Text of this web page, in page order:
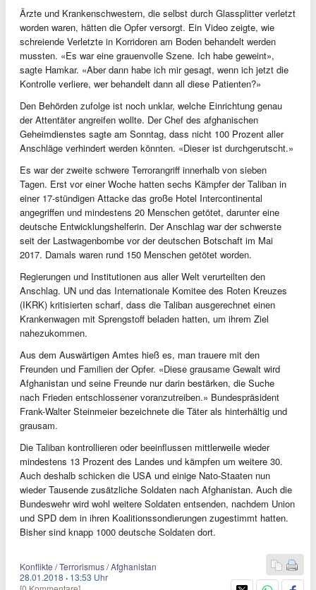
Ärzte und Krankenschwestern, die selbst durch Glassplitter verletzt
worden waren, hätten die Opfer versorgt. Ein Video zeigte, wie
schreiende Verletzte in Korridoren am Boden behandelt werden
mussten. «Es war eine grauenvolle Szene. Ich habe geweint»,
sagte Hamkar. «Aber dann habe ich mir gesagt, wenn ich jetzt die
Kontrolle verliere, wer behandelt dann all diese Patienten?»
Den Behörden zufolge ist noch unklar, welche Einrichtung genau
der Attentäter angreifen wollte. Der Chef des afghanischen
Geheimdienstes sagte am Sonntag, dass nicht 100 Prozent aller
Anschläge verhindert werden könnten. «Dieser ist durchgerutscht.»
Es war der zweite schwere Terrorangriff innerhalb von sieben
Tagen. Erst vor einer Woche hatten sechs Kämpfer der Taliban in
einer 17-stündigen Attacke das große Hotel Intercontinental
angegriffen und mindestens 20 Menschen getötet, darunter eine
deutsche Entwicklungshelferin. Der Anschlag war der schwerste
seit der Lastwagenbombe vor der deutschen Botschaft im Mai
2017. Damals waren rund 150 Menschen getötet worden.
Regierungen und Institutionen aus aller Welt verurteilten den
Anschlag. UN und das Internationale Komitee des Roten Kreuzes
(IKRK) kritisierten scharf, dass die Taliban ausgerechnet einen
Krankenwagen mit Sprengstoff beladen hatten, um ihrem Ziel
nahezukommen.
Aus dem Auswärtigen Amtes hieß es, man trauere mit den
Freunden und Familien der Opfer. «Diese grausame Gewalt wird
Afghanistan und seine Freunde nur darin bestärken, die Suche
nach Frieden entschlossener voranzutreiben.» Bundespräsident
Frank-Walter Steinmeier bezeichnete die Täter als hinterhältig und
grausam.
Die Taliban kontrollieren oder beeinflussen mittlerweile wieder
mindestens 13 Prozent des Landes und kämpfen um weitere 30.
Auch deshalb schicken die USA und einige Nato-Staaten nun
wieder Tausende zusätzliche Soldaten nach Afghanistan. Auch die
Bundeswehr wird wohl weitere Soldaten entsenden, nachdem Union
und SPD dem in ihren Koalitionssondierungen zugestimmt hatten.
Bisher sind knapp 1000 deutsche Soldaten dort.
Konflikte / Terrorismus / Afghanistan
28.01.2018 · 13:53 Uhr